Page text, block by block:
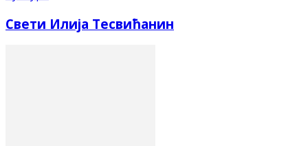
Свети Илија Тесвићанин